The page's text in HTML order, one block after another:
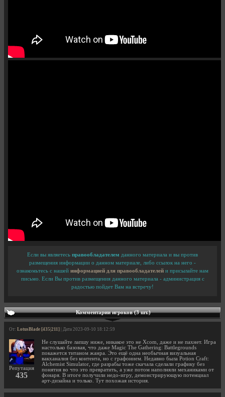
Если вы являетесь правообладателем данного материала и вы против
размещения информации о данном материале, либо ссылок на него -
ознакомьтесь с нашей информацией для правообладателей и присылайте нам
письмо. Если Вы против размещения данного материала - администрация с
радостью пойдет Вам на встречу!
Комментарии игроков (3 шт.)
От: LotusBlade [435|211] | Дата 2023-09-10 18:12:59
Репутация
435
Не слушайте лапшу ниже, никакое это не Xcom, даже и не пахнет. Игра
настолько базовая, что даже Magic The Gathering: Battlegrounds
покажется титаном жанра. Это ещё одна необычная визуальная
вакханалия без контента, но с графонием. Недавно была Potion Craft:
Alchemist Simulator, где разрабы тоже скачала сделали графику без
понятия во что это превратить, а уже потом наполняли механиками от
фонаря. В итоге получили недо-игру, демонстрирующую потенциал
арт-дизайна и только. Тут похожая история.